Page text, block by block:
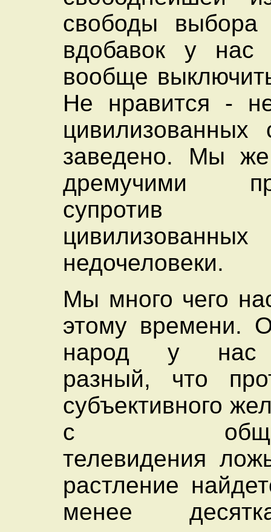
свободы
вдобавок у нас
вообще
Не нравится -
цивилизованных
заведено. Мы
дремучими
супротив
недочеловеки.
Мы много чего
этому времени.
народ у нас
разный, что
субъективного
с
телевидения
растление
менее